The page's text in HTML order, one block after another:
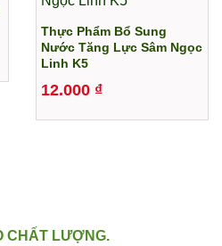
Thực Phẩm Bổ Sung
Nước Tăng Lực Sâm Ngọc
Linh K5
12.000 ₫
CHẤT LƯỢNG.